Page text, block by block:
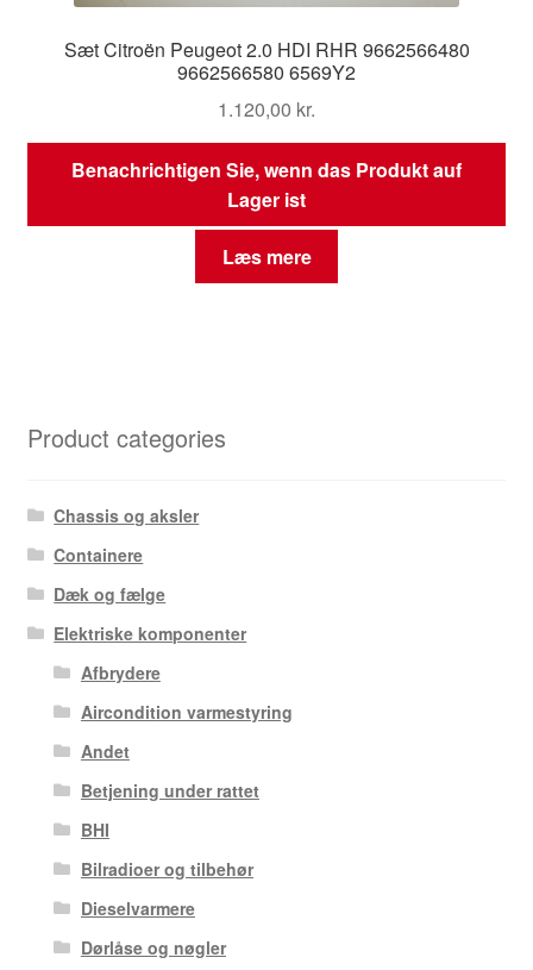
Sæt Citroën Peugeot 2.0 HDI RHR 9662566480
9662566580 6569Y2
1.120,00 kr.
Benachrichtigen Sie, wenn das Produkt auf
Lager ist
Læs mere
Product categories
Chassis og aksler
Containere
Dæk og fælge
Elektriske komponenter
Afbrydere
Aircondition varmestyring
Andet
Betjening under rattet
BHI
Bilradioer og tilbehør
Dieselvarmere
Dørlåse og nøgler